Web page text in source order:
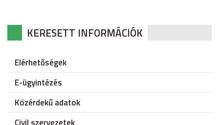
KERESETT INFORMÁCIÓK
Elérhetőségek
E-ügyintézés
Közérdekű adatok